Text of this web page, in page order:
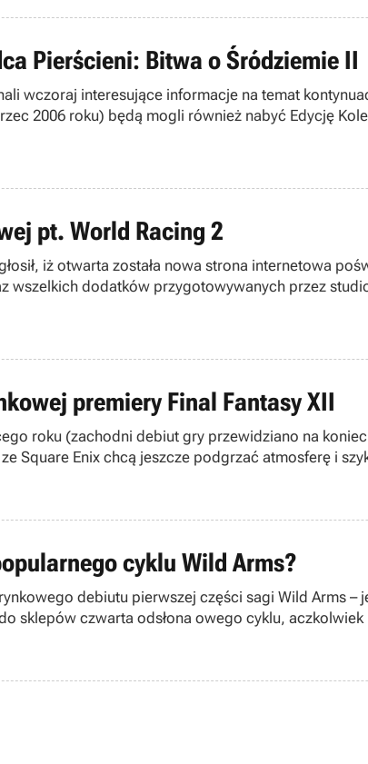
Pierścieni: Bitwa o Śródziemie II
wczoraj interesujące informacje na temat
pt. World Racing 2
iż otwarta została nowa strona internetowa
wszelkich dodatków przygotowywanych przez
premiery Final Fantasy XII
roku (zachodni debiut gry przewidziano na
Square Enix chcą jeszcze podgrzać atmosferę i
cyklu Wild Arms?
debiutu pierwszej części sagi Wild Arms
sklepów czwarta odsłona owego cyklu,